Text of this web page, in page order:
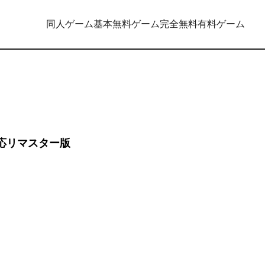
同人ゲーム基本無料ゲーム完全無料有料ゲーム
リマスター版